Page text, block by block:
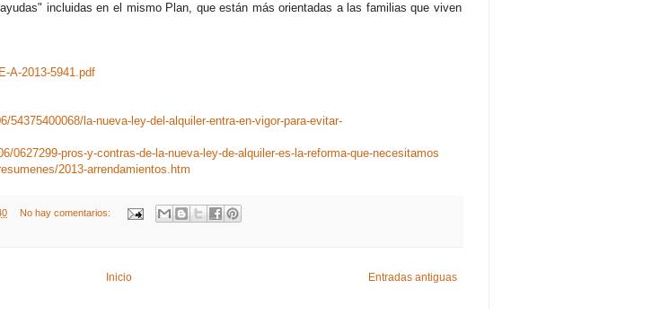
incluidas en el mismo Plan, que están más orientadas a las familias que viven
A-2013-5941.pdf
54375400068/la-nueva-ley-del-alquiler-entra-en-vigor-para-evitar-
0627299-pros-y-contras-de-la-nueva-ley-de-alquiler-es-la-reforma-que-necesitamos
2013-arrendamientos.htm
No hay comentarios:
Entradas antiguas
Inicio